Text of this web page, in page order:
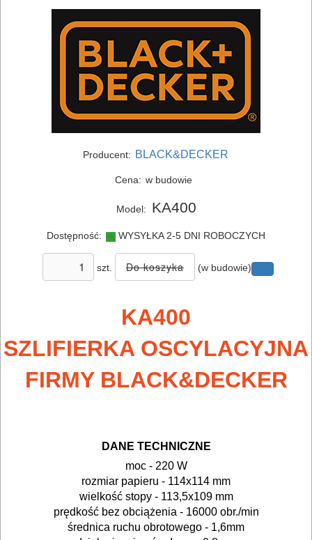
ELEKTRONARZĘDZIA
SIECIOWE
bruzdownice
udarowe
lamelownice
mieszadła
młotowiertarki
blach
Producent: BLACK&DECKER
Cena: w budowie
Model: KA400
Dostępność: WYSYŁKA 2-5 DNI ROBOCZYCH
szt. (w budowie)
KA400
SZLIFIERKA OSCYLACYJNA
FIRMY BLACK&DECKER
DANE TECHNICZNE
moc - 220 W
rozmiar papieru - 114x114 mm
wielkość stopy - 113,5x109 mm
prędkość bez obciążenia - 16000 obr./min
średnica ruchu obrotowego - 1,6mm